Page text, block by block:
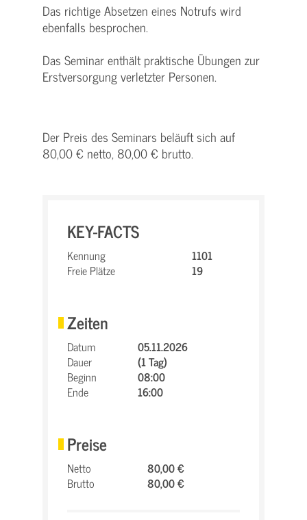
Das richtige Absetzen eines Notrufs wird
ebenfalls besprochen.
Das Seminar enthält praktische Übungen zur
Erstversorgung verletzter Personen.
Der Preis des Seminars beläuft sich auf
80,00 € netto, 80,00 € brutto.
KEY-FACTS
Kennung
1101
Freie Plätze
19
Zeiten
Datum
05.11.2026
Dauer
(1 Tag)
Beginn
08:00
Ende
16:00
Preise
Netto
80,00 €
Brutto
80,00 €